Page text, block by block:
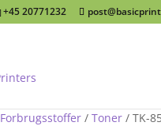
+45 20771232
Forbrugsstoffer/ Toner/ TK-